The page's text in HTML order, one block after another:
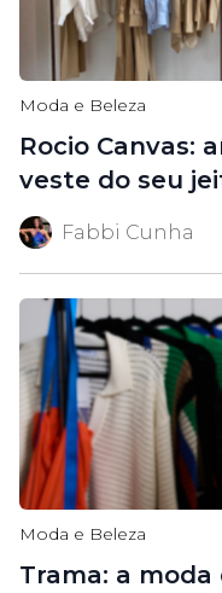
Moda e Beleza
Rocio Canvas:
veste do seu
Fabbi Cunha
Moda e Beleza
Trama: a